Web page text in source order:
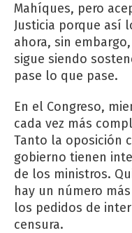
Mahíques, pero
Justicia porque así
ahora, sin
sigue siendo
pase lo que pase.
En el Congreso,
cada vez más
Tanto la oposición
gobierno tienen
de los ministros.
hay un número
los pedidos de
censura.